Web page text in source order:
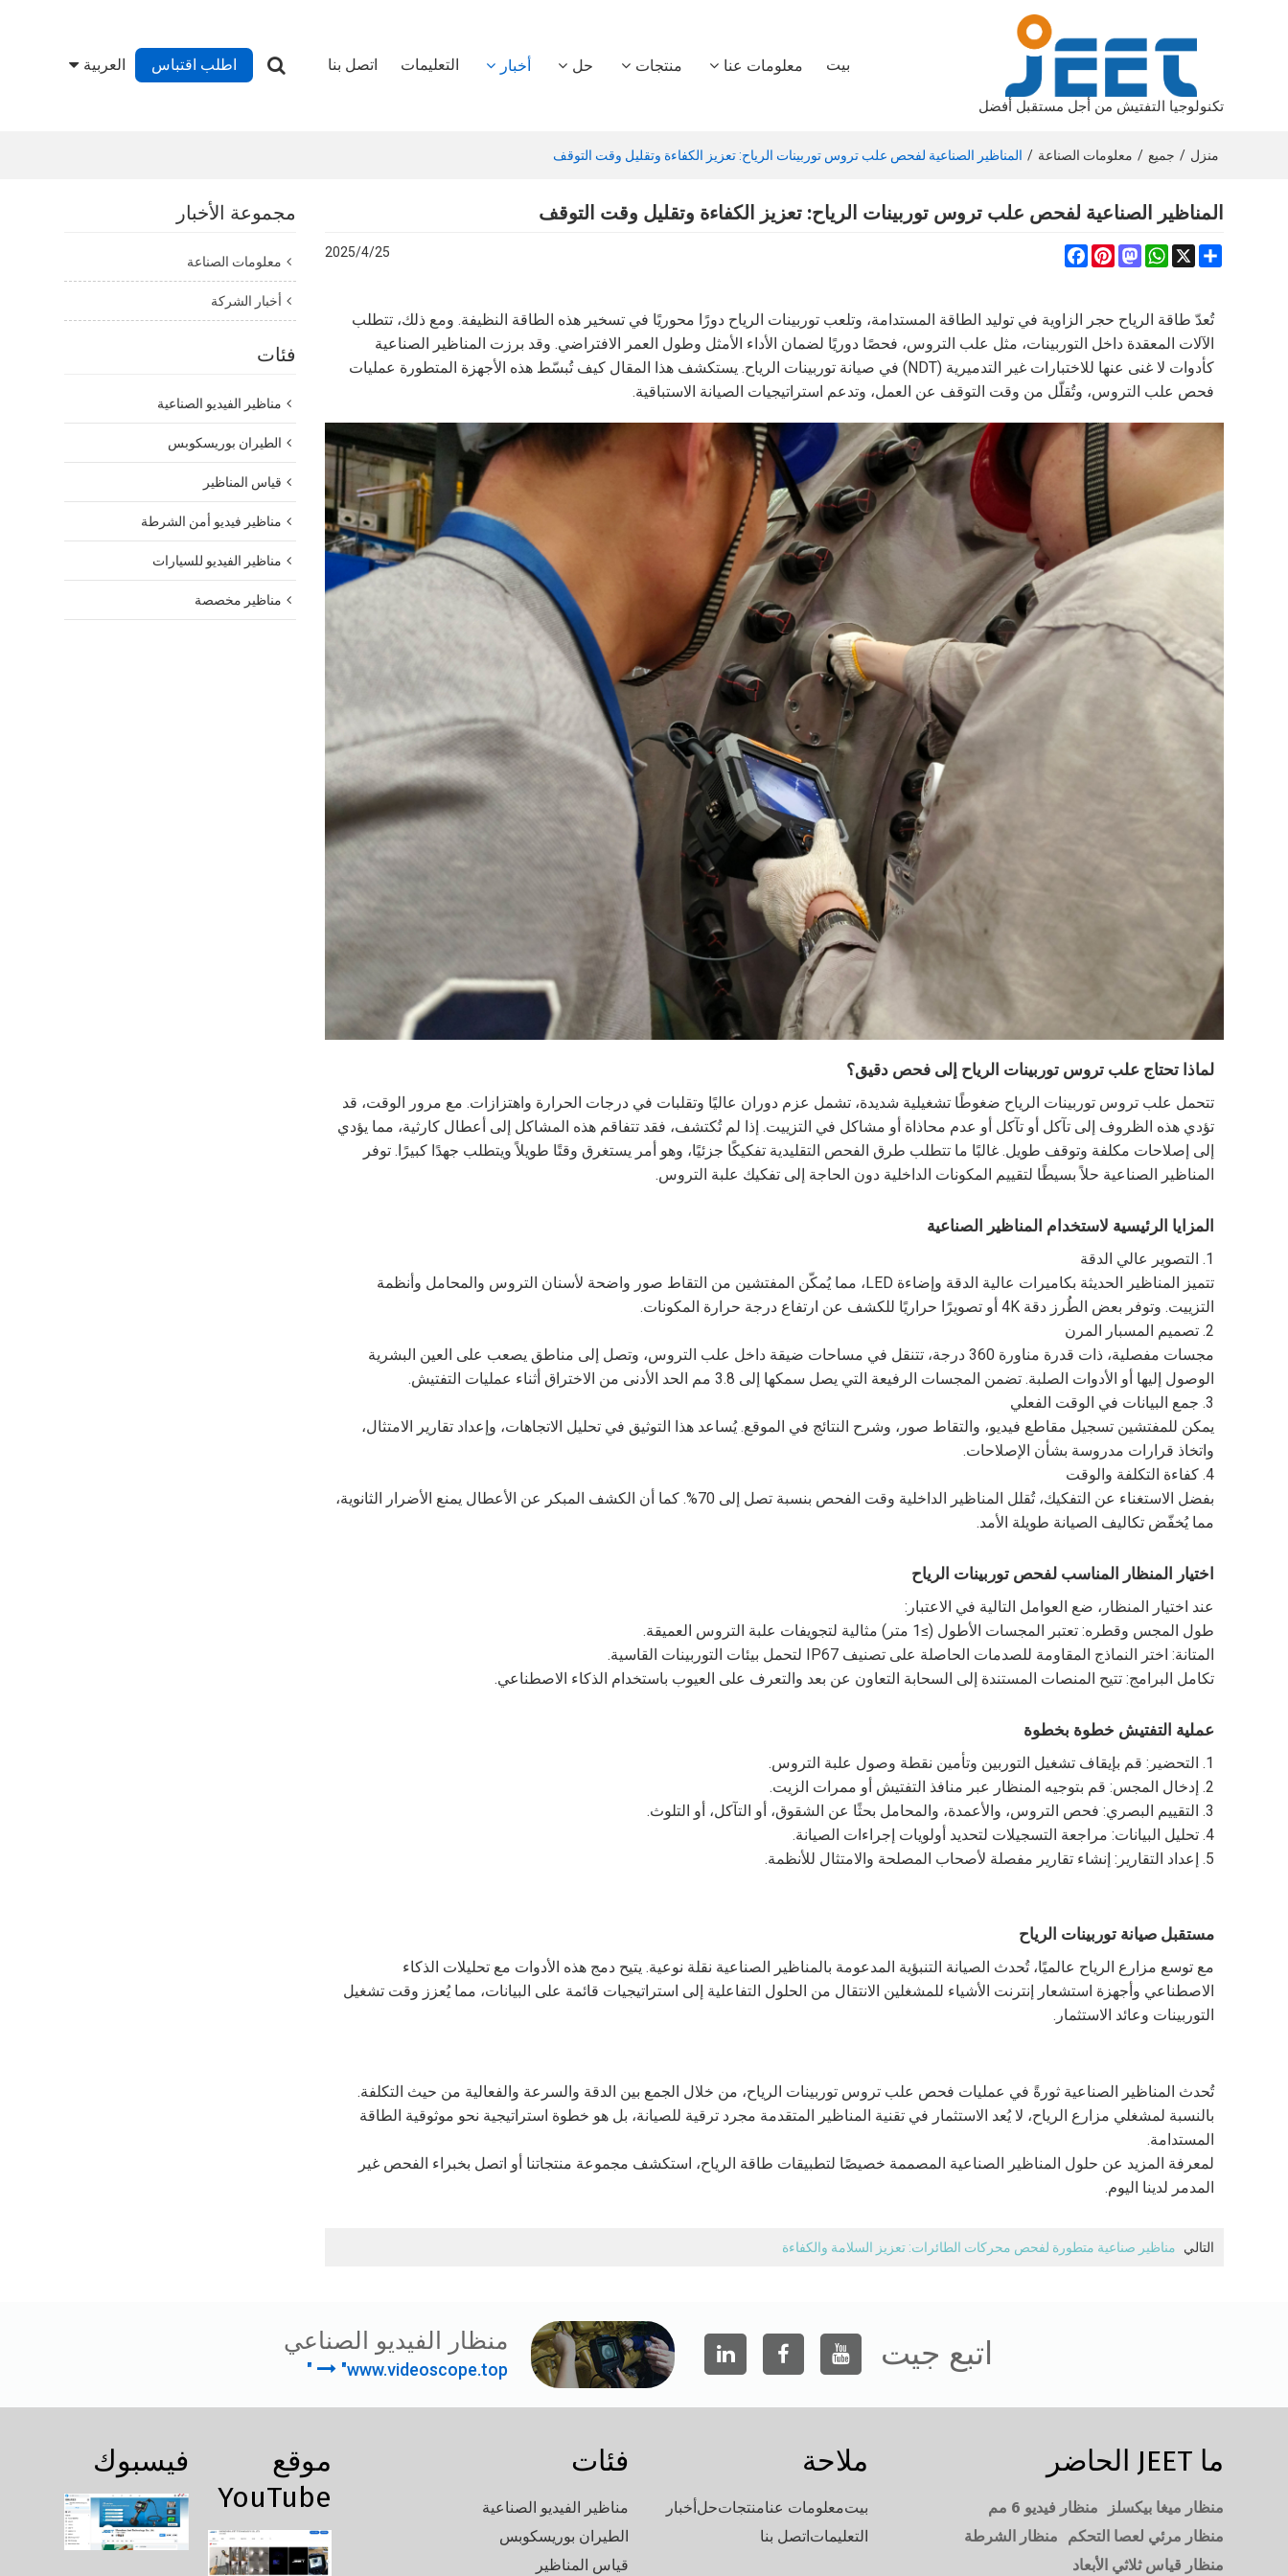
تكنولوجيا التفتيش من أجل مستقبل أفضل
بيت معلومات عنا منتجات حل أخبار التعليمات اتصل بنا اطلب اقتباس العربية
منزل / جميع / معلومات الصناعة / المناظير الصناعية لفحص علب تروس توربينات الرياح: تعزيز الكفاءة وتقليل وقت التوقف
مجموعة الأخبار
معلومات الصناعة
أخبار الشركة
فئات
مناظير الفيديو الصناعية
الطيران بوريسكوبس
قياس المناظير
مناظير فيديو أمن الشرطة
مناظير الفيديو للسيارات
مناظير مخصصة
المناظير الصناعية لفحص علب تروس توربينات الرياح: تعزيز الكفاءة وتقليل وقت التوقف
Share
FacebookPinterest
Mastodon
WhatsApp X
2025/4/25
تُعدّ طاقة الرياح حجر الزاوية في توليد الطاقة المستدامة، وتلعب توربينات الرياح دورًا محوريًا في تسخير هذه الطاقة النظيفة. ومع ذلك، تتطلب
الآلات المعقدة داخل التوربينات، مثل علب التروس، فحصًا دوريًا لضمان الأداء الأمثل وطول العمر الافتراضي. وقد برزت المناظير الصناعية
كأدوات لا غنى عنها للاختبارات غير التدميرية (NDT) في صيانة توربينات الرياح. يستكشف هذا المقال كيف تُبسّط هذه الأجهزة المتطورة عمليات
فحص علب التروس، وتُقلّل من وقت التوقف عن العمل، وتدعم استراتيجيات الصيانة الاستباقية.
لماذا تحتاج علب تروس توربينات الرياح إلى فحص دقيق؟
تتحمل علب تروس توربينات الرياح ضغوطًا تشغيلية شديدة، تشمل عزم دوران عاليًا وتقلبات في درجات الحرارة واهتزازات. مع مرور الوقت، قد
تؤدي هذه الظروف إلى تآكل أو تآكل أو عدم محاذاة أو مشاكل في التزييت. إذا لم تُكتشف، فقد تتفاقم هذه المشاكل إلى أعطال كارثية، مما يؤدي
إلى إصلاحات مكلفة وتوقف طويل. غالبًا ما تتطلب طرق الفحص التقليدية تفكيكًا جزئيًا، وهو أمر يستغرق وقتًا طويلاً ويتطلب جهدًا كبيرًا. توفر
المناظير الصناعية حلاً بسيطًا لتقييم المكونات الداخلية دون الحاجة إلى تفكيك علبة التروس.
المزايا الرئيسية لاستخدام المناظير الصناعية
1. التصوير عالي الدقة
تتميز المناظير الحديثة بكاميرات عالية الدقة وإضاءة LED، مما يُمكّن المفتشين من التقاط صور واضحة لأسنان التروس والمحامل وأنظمة
التزييت. وتوفر بعض الطُرز دقة 4K أو تصويرًا حراريًا للكشف عن ارتفاع درجة حرارة المكونات.
2. تصميم المسبار المرن
مجسات مفصلية، ذات قدرة مناورة 360 درجة، تتنقل في مساحات ضيقة داخل علب التروس، وتصل إلى مناطق يصعب على العين البشرية
الوصول إليها أو الأدوات الصلبة. تضمن المجسات الرفيعة التي يصل سمكها إلى 3.8 مم الحد الأدنى من الاختراق أثناء عمليات التفتيش.
3. جمع البيانات في الوقت الفعلي
يمكن للمفتشين تسجيل مقاطع فيديو، والتقاط صور، وشرح النتائج في الموقع. يُساعد هذا التوثيق في تحليل الاتجاهات، وإعداد تقارير الامتثال،
واتخاذ قرارات مدروسة بشأن الإصلاحات.
4. كفاءة التكلفة والوقت
بفضل الاستغناء عن التفكيك، تُقلل المناظير الداخلية وقت الفحص بنسبة تصل إلى 70%. كما أن الكشف المبكر عن الأعطال يمنع الأضرار الثانوية،
مما يُخفّض تكاليف الصيانة طويلة الأمد.
اختيار المنظار المناسب لفحص توربينات الرياح
عند اختيار المنظار، ضع العوامل التالية في الاعتبار:
طول المجس وقطره: تعتبر المجسات الأطول (≥1 متر) مثالية لتجويفات علبة التروس العميقة.
المتانة: اختر النماذج المقاومة للصدمات الحاصلة على تصنيف IP67 لتحمل بيئات التوربينات القاسية.
تكامل البرامج: تتيح المنصات المستندة إلى السحابة التعاون عن بعد والتعرف على العيوب باستخدام الذكاء الاصطناعي.
عملية التفتيش خطوة بخطوة
1. التحضير: قم بإيقاف تشغيل التوربين وتأمين نقطة وصول علبة التروس.
2. إدخال المجس: قم بتوجيه المنظار عبر منافذ التفتيش أو ممرات الزيت.
3. التقييم البصري: فحص التروس، والأعمدة، والمحامل بحثًا عن الشقوق، أو التآكل، أو التلوث.
4. تحليل البيانات: مراجعة التسجيلات لتحديد أولويات إجراءات الصيانة.
5. إعداد التقارير: إنشاء تقارير مفصلة لأصحاب المصلحة والامتثال للأنظمة.
مستقبل صيانة توربينات الرياح
مع توسع مزارع الرياح عالميًا، تُحدث الصيانة التنبؤية المدعومة بالمناظير الصناعية نقلة نوعية. يتيح دمج هذه الأدوات مع تحليلات الذكاء
الاصطناعي وأجهزة استشعار إنترنت الأشياء للمشغلين الانتقال من الحلول التفاعلية إلى استراتيجيات قائمة على البيانات، مما يُعزز وقت تشغيل
التوربينات وعائد الاستثمار.
تُحدث المناظير الصناعية ثورةً في عمليات فحص علب تروس توربينات الرياح، من خلال الجمع بين الدقة والسرعة والفعالية من حيث التكلفة.
بالنسبة لمشغلي مزارع الرياح، لا يُعد الاستثمار في تقنية المناظير المتقدمة مجرد ترقية للصيانة، بل هو خطوة استراتيجية نحو موثوقية الطاقة
المستدامة.
لمعرفة المزيد عن حلول المناظير الصناعية المصممة خصيصًا لتطبيقات طاقة الرياح، استكشف مجموعة منتجاتنا أو اتصل بخبراء الفحص غير
المدمر لدينا اليوم.
التالي مناظير صناعية متطورة لفحص محركات الطائرات: تعزيز السلامة والكفاءة
اتبع جيت منظار الفيديو الصناعي
"www.videoscope.top"
ما JEET الحاضر
منظار ميغا بيكسلز
منظار فيديو 6 مم
منظار مرئي لعصا التحكم
منظار الشرطة
منظار قياس ثلاثي الأبعاد
ملاحة
بيتمعلومات عنامنتجاتحلأخبار
التعليماتاتصل بنا
فئات
مناظير الفيديو الصناعية
الطيران بوريسكوبس
قياس المناظير
موقع
YouTube
فيسبوك